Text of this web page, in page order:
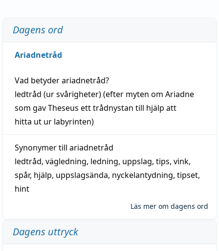
Dagens ord
Ariadnetråd
Vad betyderariadnetråd?
ledtråd (ur svårigheter) (efter myten om Ariadne
som gav Theseus ett trådnystan till hjälp att
hitta ut ur labyrinten)
Synonymer till ariadnetråd
ledtråd, vägledning, ledning, uppslag, tips, vink,
spår, hjälp, uppslagsända, nyckelantydning, tipset,
hint
Läs mer om dagens ord
Dagens uttryck